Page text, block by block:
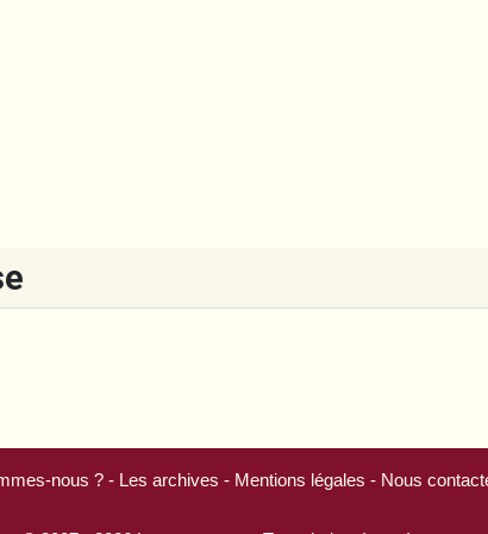
nous ?- Les archives - Mentions légales - Nous